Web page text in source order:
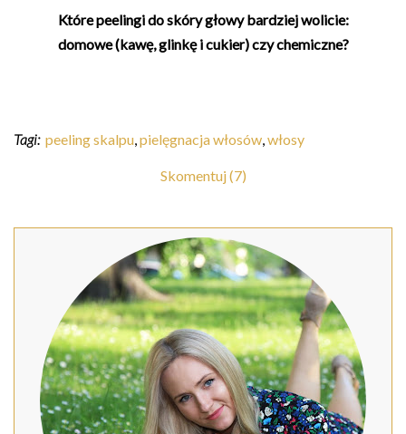
Które peelingi do skóry głowy bardziej wolicie:
domowe (kawę, glinkę i cukier) czy chemiczne?
Tagi: peeling skalpu,pielęgnacja włosów,włosy
Skomentuj (7)